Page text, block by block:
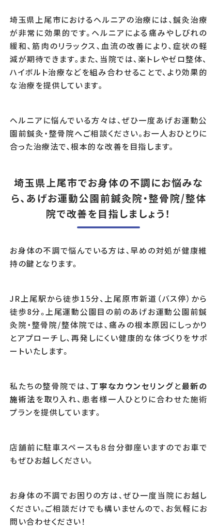
埼玉県上尾市におけるヘルニアの治療には、鍼灸治療
が非常に効果的です。ヘルニアによる痛みやしびれの
緩和、筋肉のリラックス、血流の改善により、症状の軽
減が期待できます。また、当院では、楽トレやゼロ整体、
ハイボルト治療などを組み合わせることで、より効果的
な治療を提供しています。
ヘルニアに悩んでいる方々は、ぜひ一度あげお運動公
園前鍼灸・整骨院へご相談ください。お一人おひとりに
合った治療法で、根本的な改善を目指します。
埼玉県上尾市でお身体の不調にお悩みな
ら、あげお運動公園前鍼灸院・整骨院/整体
院で改善を目指しましょう！
お身体の不調で悩んでいる方は、早めの対処が健康維
持の鍵となります。
JR上尾駅から徒歩15分、上尾原市新道（バス停）から
徒歩8分。上尾運動公園目の前のあげお運動公園前鍼
灸院・整骨院/整体院では、痛みの根本原因にしっかり
とアプローチし、再発しにくい健康的な体づくりをサポ
ートいたします。
私たちの整骨院では、 丁寧なカウンセリングと最新の
施術法を取り入れ、患者様一人ひとりに合わせた施術
プランを提供しています。
店舗前に駐車スペースも８台分御座いますのでお車で
もぜひお越しください。
お身体の不調でお困りの方は、ぜひ一度当院にお越し
ください。ご相談だけでも構いませんので、お気軽にお
問い合わせください！